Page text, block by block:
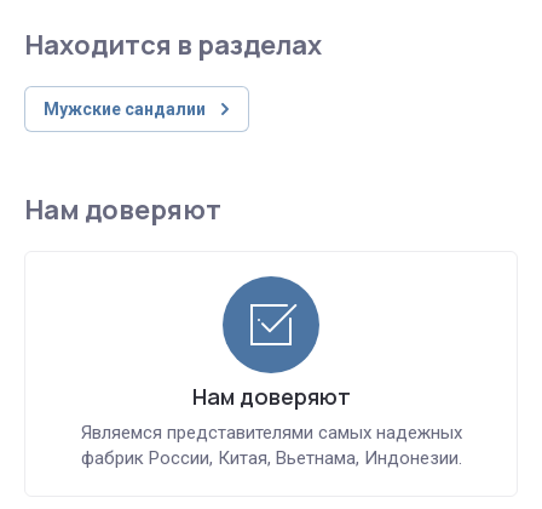
Находится в разделах
Мужские сандалии
Нам доверяют
Нам доверяют
Являемся представителями самых надежных
фабрик России, Китая, Вьетнама, Индонезии.